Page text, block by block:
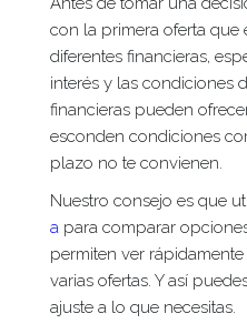
con la primera oferta que
diferentes financieras,
interés y las condiciones
financieras pueden
esconden condiciones
plazo no te convienen.
Nuestro consejo es que
a para comparar
permiten ver
varias ofertas. Y así
ajuste a lo que necesitas.